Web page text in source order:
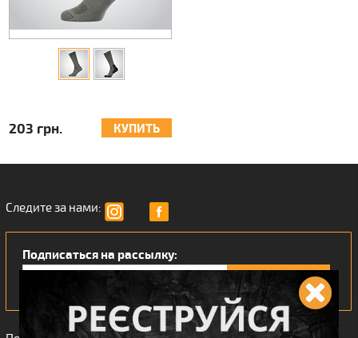
203 грн. КУПИТЬ
Следите за нами:
Подписаться на рассылку: